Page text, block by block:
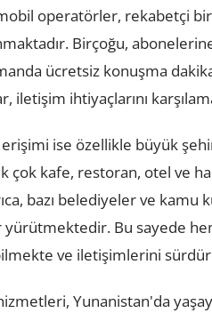
operatörler, rekabetçi
Birçoğu,
ücretsiz konuşma
iletişim ihtiyaçlarını
ise özellikle büyük
çok kafe, restoran, otel ve
bazı belediyeler ve
yürütmektedir. Bu sayede
ve iletişimlerini
Yunanistan'da